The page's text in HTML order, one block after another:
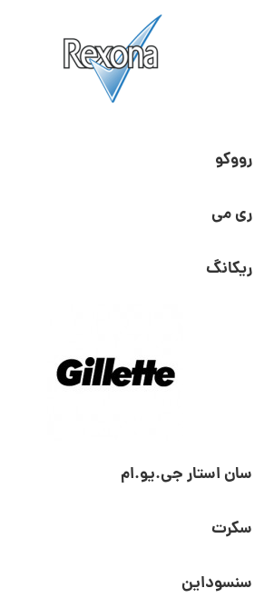
رووکو
ری می
ریکانگ
سان استار جی.یو.ام
سکرت
سنسوداین